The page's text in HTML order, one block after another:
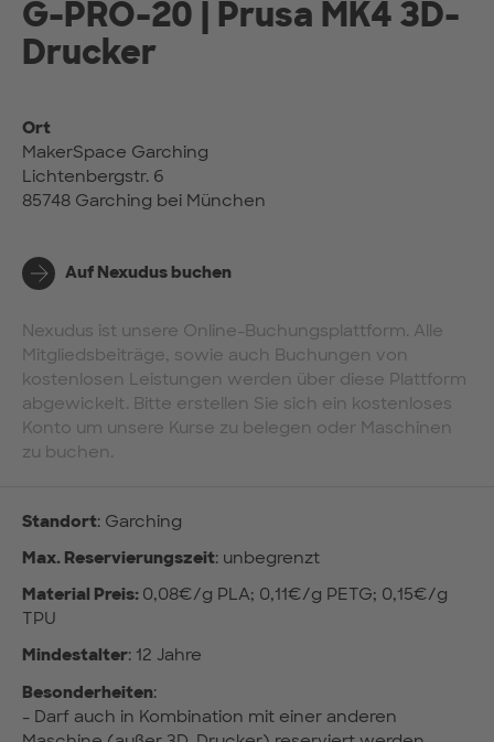
G-PRO-20 | Prusa MK4 3D-
Drucker
Ort
MakerSpace Garching
Lichtenbergstr. 6
85748 Garching bei München
Auf Nexudus buchen
Nexudus ist unsere Online-Buchungsplattform. Alle
Mitgliedsbeiträge, sowie auch Buchungen von
kostenlosen Leistungen werden über diese Plattform
abgewickelt. Bitte erstellen Sie sich ein kostenloses
Konto um unsere Kurse zu belegen oder Maschinen
zu buchen.
Standort: Garching
Max. Reservierungszeit: unbegrenzt
Material Preis: 0,08€/g PLA; 0,11€/g PETG; 0,15€/g
TPU
Mindestalter: 12 Jahre
Besonderheiten:
- Darf auch in Kombination mit einer anderen